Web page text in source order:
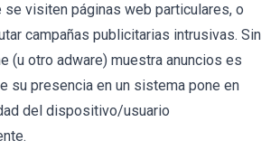
se visiten páginas web particulares, o
campañas publicitarias intrusivas. Sin
(u otro adware) muestra anuncios es
su presencia en un sistema pone en
del dispositivo/usuario